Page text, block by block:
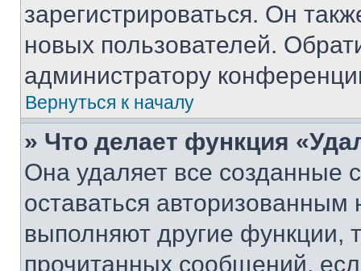
зарегистрироваться. Он
новых пользователей.
администратору
Вернуться к началу
» Что делает функция
Она удаляет все созданные
оставаться
выполняют другие функции,
прочитанных сообщений,